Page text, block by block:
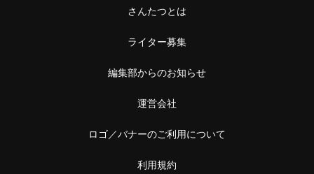
さんたつとは
ライター募集
編集部からのお知らせ
運営会社
ロゴ／バナーのご利用について
利用規約